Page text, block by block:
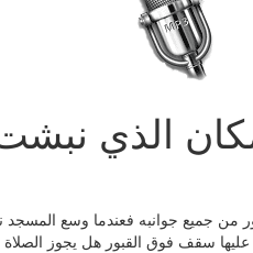
الذي
من جميع جوانبه فعندما وسع المسجد
سقف فوق القبور هل يجوز